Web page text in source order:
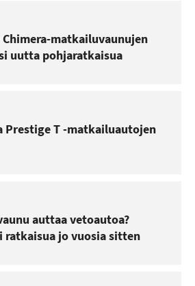
matkailuvaunujen
uutta pohjaratkaisua
Prestige T -matkailuautojen
auttaa vetoautoa?
ratkaisua jo vuosia sitten